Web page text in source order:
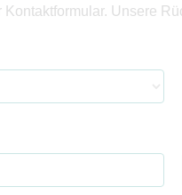
Unsere